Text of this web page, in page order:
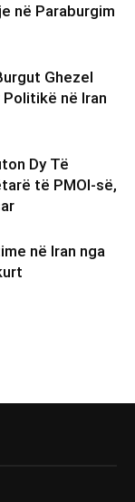
në Paraburgim
Ghezel
në Iran
Dy Të
të PMOI-së,
në Iran nga